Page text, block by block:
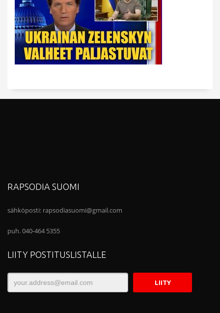
RAPSODIA SUOMI
sähköposti: rapsodiasuomi@gmail.com
puh. 040-464 5355
LIITY POSTITUSLISTALLE